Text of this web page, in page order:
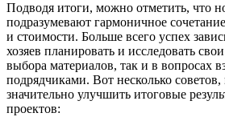
Подводя итоги, можно отметить, что
подразумевают гармоничное
и стоимости. Больше всего успех
хозяев планировать и исследовать
выбора материалов, так и в вопросах
подрядчиками. Вот несколько
значительно улучшить итоговые
проектов: